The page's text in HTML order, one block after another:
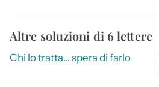
Altre soluzioni di 6 lettere
Chi lo tratta… spera di farlo